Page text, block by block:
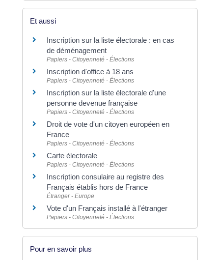
Et aussi
Inscription sur la liste électorale : en cas
de déménagement
Papiers - Citoyenneté - Élections
Inscription d'office à 18 ans
Papiers - Citoyenneté - Élections
Inscription sur la liste électorale d'une
personne devenue française
Papiers - Citoyenneté - Élections
Droit de vote d'un citoyen européen en
France
Papiers - Citoyenneté - Élections
Carte électorale
Papiers - Citoyenneté - Élections
Inscription consulaire au registre des
Français établis hors de France
Étranger - Europe
Vote d'un Français installé à l'étranger
Papiers - Citoyenneté - Élections
Pour en savoir plus